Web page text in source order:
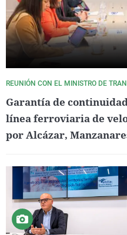
REUNIÓN CON EL MINISTRO DE
Garantía de
línea ferroviaria de
por Alcázar,